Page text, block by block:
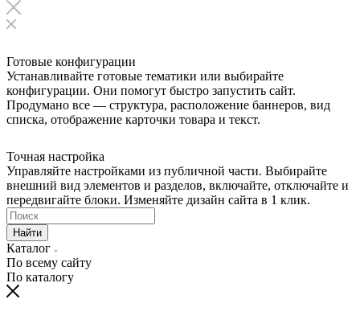
Готовые конфигурации
Устанавливайте готовые тематики или выбирайте
конфигурации. Они помогут быстро запустить сайт.
Продумано все — структура, расположение баннеров, вид
списка, отображение карточки товара и текст.
Точная настройка
Управляйте настройками из публичной части. Выбирайте
внешний вид элементов и разделов, включайте, отключайте и
передвигайте блоки. Изменяйте дизайн сайта в 1 клик.
Найти
Каталог
По всему сайту
По каталогу